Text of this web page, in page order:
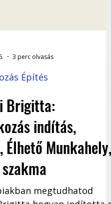
3 perc olvasás
Építés
Brigitta:
indítás,
Munkahely,